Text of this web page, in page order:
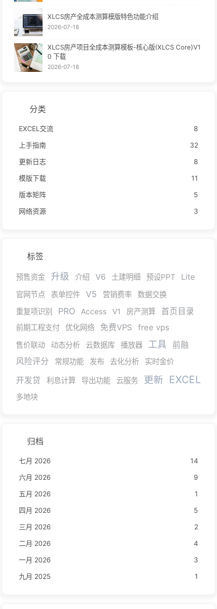
XLCS房产全成本测算模版特色功能介绍
2026-07-18
XLCS房产项目全成本测算模板-核心版(XLCS Core)V1
0 下载
2026-07-18
分类
EXCEL交流
8
上手指南
32
更新日志
8
模版下载
11
版本矩阵
5
网络资源
3
标签
预售资金 升级 介绍 V6 土建明细 预设PPT Lite
官网节点 表单控件 V5 营销费率
数据交换
重复项识别
PRO Access V1 房产测算 首页目录
前期工程支付 优化网络 免费VPS free vps
售价联动 动态分析 云数据库 播放器 工具
前融
风险评分
常规功能 发布 去化分析 实时金价
开发贷 利息计算 导出功能 云服务 更新 EXCEL
多地块
归档
七月 2026
14
六月 2026
9
五月 2026
1
四月 2026
5
三月 2026
2
二月 2026
4
一月 2026
3
九月 2025
1